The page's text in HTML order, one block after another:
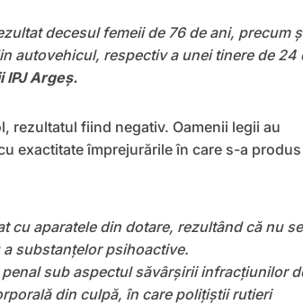
decesul femeii de 76 de ani, precum
autovehicul, respectiv a unei tinere de 24
Argeș.
rezultatul fiind negativ. Oamenii legii au
exactitate împrejurările în care s-a produs
cu aparatele din dotare, rezultând că nu se
substanțelor psihoactive.
sub aspectul săvârșirii infracțiunilor
din culpă, în care polițiștii rutieri